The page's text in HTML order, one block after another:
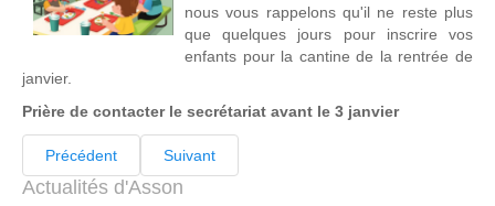
nous vous rappelons qu'il ne reste plus
que quelques jours pour inscrire vos
enfants pour la cantine de la rentrée de
janvier.
Prière de contacter le secrétariat avant le 3 janvier
Précédent Suivant
Actualités d'Asson